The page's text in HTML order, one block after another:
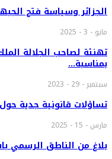
الجزائر وسياسة فتح
مايو - 3 - 2025
تهنئة لصاحب الجلالة
بمناسبة…
سبتمبر - 29 - 2023
تساؤلات قانونية جدية
مارس - 15 - 2025
بلاغ من الناطق الرسمي